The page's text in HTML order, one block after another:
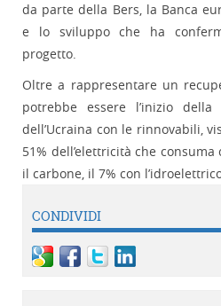
da parte della Bers, la Banca
e lo sviluppo che ha
progetto.
Oltre a rappresentare un
potrebbe essere l’inizio della
dell’Ucraina con le rinnovabili,
51% dell’elettricità che
il carbone, il 7% con
CONDIVIDI